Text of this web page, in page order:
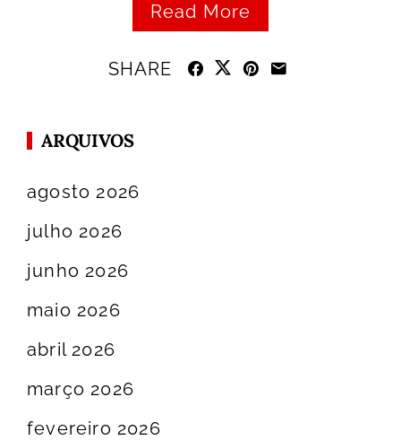
Read More
SHARE
ARQUIVOS
agosto 2026
julho 2026
junho 2026
maio 2026
abril 2026
março 2026
fevereiro 2026